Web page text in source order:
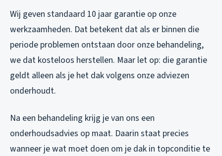
Wij geven standaard 10 jaar garantie op onze
werkzaamheden. Dat betekent dat als er binnen die
periode problemen ontstaan door onze behandeling,
we dat kosteloos herstellen. Maar let op: die garantie
geldt alleen als je het dak volgens onze adviezen
onderhoudt.
Na een behandeling krijg je van ons een
onderhoudsadvies op maat. Daarin staat precies
wanneer je wat moet doen om je dak in topconditie te